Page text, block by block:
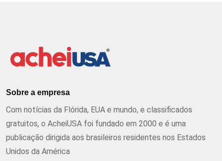
Sobre a empresa
Com notícias da Flórida, EUA e mundo, e classificados
gratuitos, o AcheiUSA foi fundado em 2000 e é uma
publicação dirigida aos brasileiros residentes nos Estados
Unidos da América